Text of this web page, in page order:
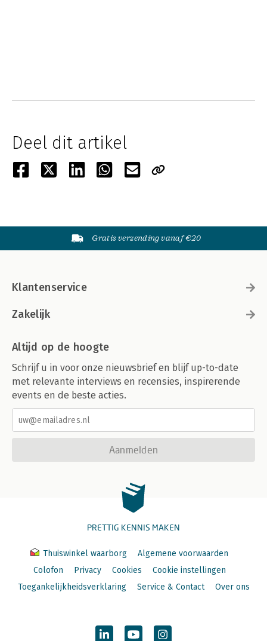
Deel dit artikel
Gratis verzending vanaf €20
Klantenservice
Zakelijk
Altijd op de hoogte
Schrijf u in voor onze nieuwsbrief en blijf up-to-date
met relevante interviews en recensies, inspirerende
events en de beste acties.
Aanmelden
PRETTIG KENNIS MAKEN
Thuiswinkel waarborg
Algemene voorwaarden
Colofon
Privacy Cookies
Cookie instellingen
Toegankelijkheidsverklaring
Service & Contact Over ons